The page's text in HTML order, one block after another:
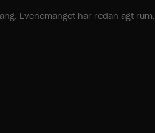
Evenemanget har redan ägt rum.